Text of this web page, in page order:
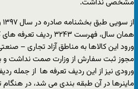
مشخصی نداشت.
همان سال، فهرست ۳۲۴۳
ورود این کالاها به مناطق آزاد تجاری –
مجوز ثبت سفارش از وزارت صمت نداشت و
ماینرها در آن طبقه بندی می شد، در هنگام